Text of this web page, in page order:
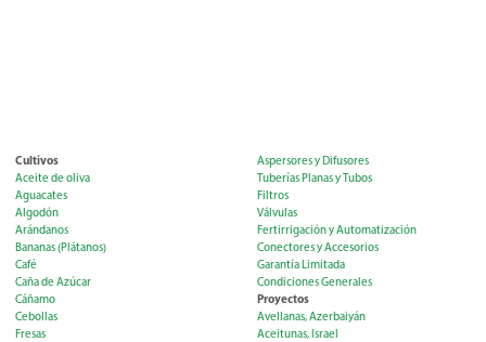
Cultivos
Aceite de oliva
Aguacates
Algodón
Arándanos
Bananas (Plátanos)
Café
Caña de Azúcar
Cáñamo
Cebollas
Fresas
Aspersores y Difusores
Tuberías Planas y Tubos
Filtros
Válvulas
Fertirrigación y Automatización
Conectores y Accesorios
Garantía Limitada
Condiciones Generales
Proyectos
Avellanas, Azerbaiyán
Aceitunas, Israel